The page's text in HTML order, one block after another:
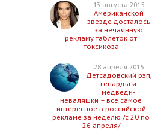
13 августа 2015
Американской
звезде досталось
за нечаянную
рекламу таблеток от
токсикоза
28 апреля 2015
Детсадовский рэп,
гепарды и
медведи-
неваляшки – все самое
интересное в российской
рекламе за неделю /с 20 по
26 апреля/